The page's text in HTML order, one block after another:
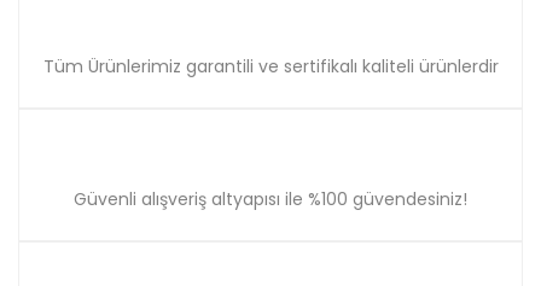
Tüm Ürünlerimiz garantili ve sertifikalı kaliteli ürünlerdir
Güvenli alışveriş altyapısı ile %100 güvendesiniz!